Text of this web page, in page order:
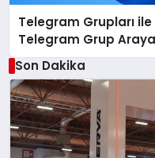
Telegram Grupları ile
Telegram Grup
Çözüm
Son Dakika